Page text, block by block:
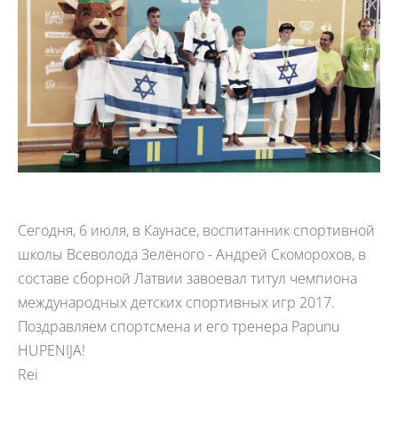
Сегодня, 6 июля, в Каунасе, воспитанник спортивной
школы Всеволода Зелёного - Андрей Скоморохов, в
составе сборной Латвии завоевал титул чемпиона
международных детских спортивных игр 2017.
Поздравляем спортсмена и его тренера Papunu
HUPENIJA!
Rei